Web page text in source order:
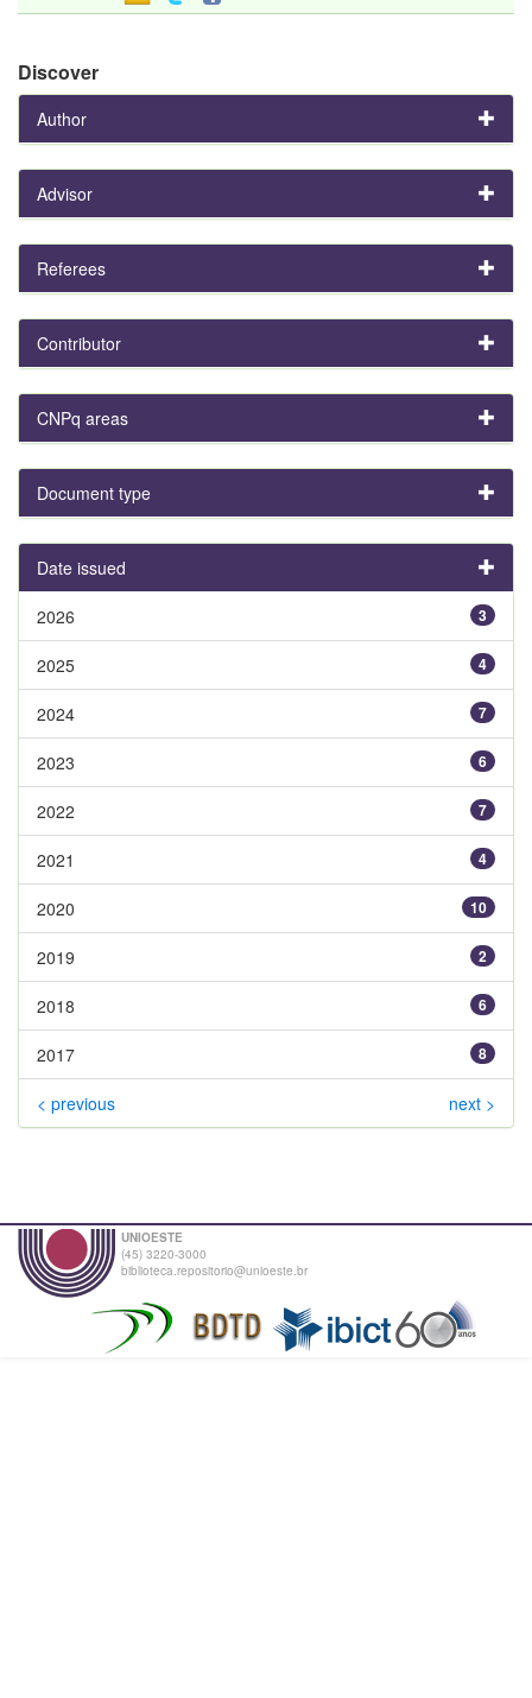
Discover
Author
Advisor
Referees
Contributor
CNPq areas
Document type
Date issued
3
2026
4
2025
7
2024
6
2023
7
2022
4
2021
10
2020
2
2019
6
2018
8
2017
< previous next >
UNIOESTE
(45) 3220-3000
biblioteca.repositorio@unioeste.br